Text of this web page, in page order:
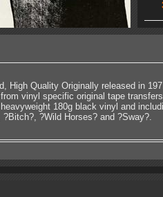
High Quality Originally released in
vinyl specific original tape
180g black vinyl and
?Wild Horses? and ?Sway?.